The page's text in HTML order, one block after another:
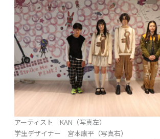
アーティスト KAN（写真左）
学生デザイナー 宮本康平（写真右）